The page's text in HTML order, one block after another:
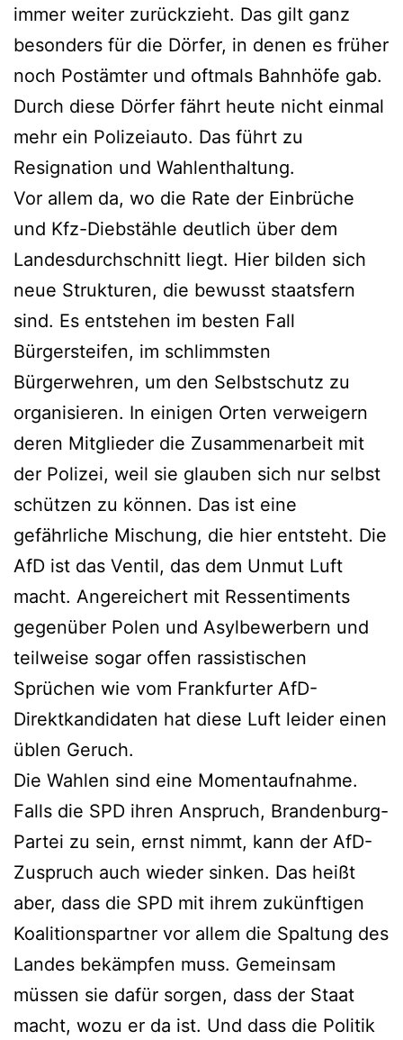
immer weiter zurückzieht. Das gilt ganz
besonders für die Dörfer, in denen es früher
noch Postämter und oftmals Bahnhöfe gab.
Durch diese Dörfer fährt heute nicht einmal
mehr ein Polizeiauto. Das führt zu
Resignation und Wahlenthaltung.
Vor allem da, wo die Rate der Einbrüche
und Kfz-Diebstähle deutlich über dem
Landesdurchschnitt liegt. Hier bilden sich
neue Strukturen, die bewusst staatsfern
sind. Es entstehen im besten Fall
Bürgersteifen, im schlimmsten
Bürgerwehren, um den Selbstschutz zu
organisieren. In einigen Orten verweigern
deren Mitglieder die Zusammenarbeit mit
der Polizei, weil sie glauben sich nur selbst
schützen zu können. Das ist eine
gefährliche Mischung, die hier entsteht. Die
AfD ist das Ventil, das dem Unmut Luft
macht. Angereichert mit Ressentiments
gegenüber Polen und Asylbewerbern und
teilweise sogar offen rassistischen
Sprüchen wie vom Frankfurter AfD-
Direktkandidaten hat diese Luft leider einen
üblen Geruch.
Die Wahlen sind eine Momentaufnahme.
Falls die SPD ihren Anspruch, Brandenburg-
Partei zu sein, ernst nimmt, kann der AfD-
Zuspruch auch wieder sinken. Das heißt
aber, dass die SPD mit ihrem zukünftigen
Koalitionspartner vor allem die Spaltung des
Landes bekämpfen muss. Gemeinsam
müssen sie dafür sorgen, dass der Staat
macht, wozu er da ist. Und dass die Politik